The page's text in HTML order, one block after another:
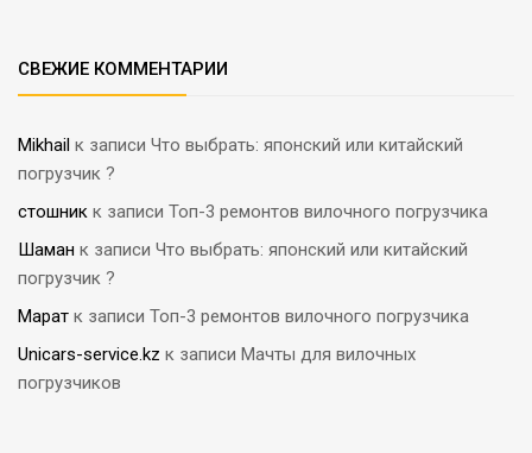
СВЕЖИЕ КОММЕНТАРИИ
Mikhail к записи Что выбрать: японский или китайский
погрузчик ?
стошник к записи Топ-3 ремонтов вилочного погрузчика
Шаман к записи Что выбрать: японский или китайский
погрузчик ?
Марат к записи Топ-3 ремонтов вилочного погрузчика
Unicars-service.kz к записи Мачты для вилочных
погрузчиков